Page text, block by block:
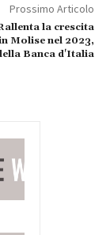
Prossimo Articolo
la crescita
Molise nel 2023,
Banca d'Italia